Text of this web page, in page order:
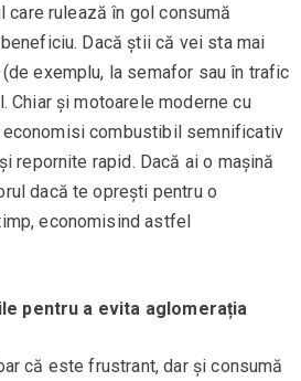
care rulează în gol consumă
Dacă știi că vei sta mai
exemplu, la semafor sau în trafic
Chiar și motoarele moderne cu
combustibil semnificativ
repornite rapid. Dacă ai o mașină
dacă te oprești pentru o
economisind astfel
pentru a evita aglomerația
că este frustrant, dar și consumă